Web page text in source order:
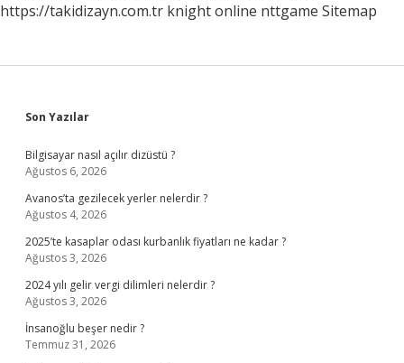
https://takidizayn.com.tr knight online nttgame Sitemap
Sidebar
Son Yazılar
Bilgisayar nasıl açılır dizüstü ?
Ağustos 6, 2026
Avanos’ta gezilecek yerler nelerdir ?
Ağustos 4, 2026
2025’te kasaplar odası kurbanlık fiyatları ne kadar ?
Ağustos 3, 2026
2024 yılı gelir vergi dilimleri nelerdir ?
Ağustos 3, 2026
İnsanoğlu beşer nedir ?
Temmuz 31, 2026